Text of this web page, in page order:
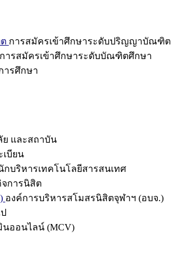
การสมัครเข้าศึกษาระดับปริญญาบัณฑิต
การสมัครเข้าศึกษาระดับบัณฑิตศึกษา
ารศึกษา
และสถาบัน
เบียน
กบริหารเทคโนโลยีสารสนเทศ
การนิสิต
องค์การบริหารสโมสรนิสิตจุฬาฯ (อบจ.)
นออนไลน์ (MCV)